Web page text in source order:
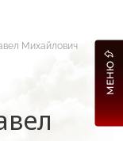
Михайлович
МЕНЮ